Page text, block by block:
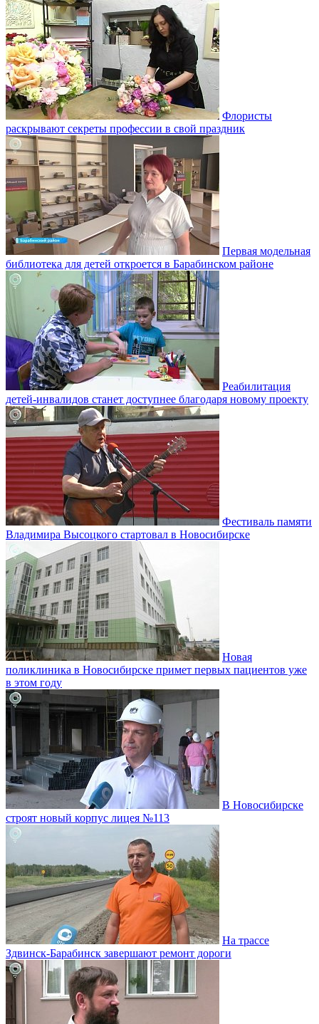
Флористы
раскрывают секреты профессии в свой праздник
Первая модельная
библиотека для детей откроется в Барабинском районе
Реабилитация
детей-инвалидов станет доступнее благодаря новому проекту
Фестиваль памяти
Владимира Высоцкого стартовал в Новосибирске
Новая
поликлиника в Новосибирске примет первых пациентов уже
в этом году
В Новосибирске
строят новый корпус лицея №113
На трассе
Здвинск-Барабинск завершают ремонт дороги